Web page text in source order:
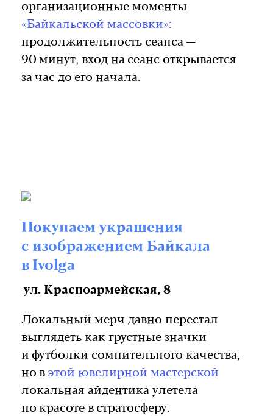
организационные моменты
«Байкальской массовки»:
продолжительность сеанса —
90 минут, вход на сеанс открывается
за час до его начала.
Покупаем украшения
с изображением Байкала
в Ivolga
ул. Красноармейская, 8
Локальный мерч давно перестал
выглядеть как грустные значки
и футболки сомнительного качества,
но в этой ювелирной мастерской
локальная айдентика улетела
по красоте в стратосферу.